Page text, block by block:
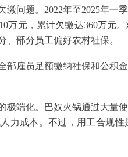
缴问题。2022年至2025年一
万元，累计欠缴达360万元
、部分员工偏好农村社保。
部雇员足额缴纳社保和公积
极端化。巴奴火锅通过大量
力成本。不过，用工合规